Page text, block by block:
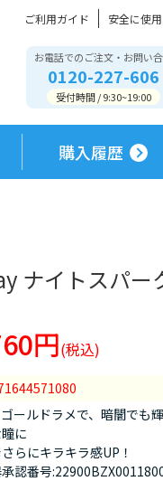
ご利用ガイド 安全に使
お電話でのご注文・お問い
0120-227-606
受付時間 / 9:30~19:00
購入履歴
ナイトスパー
円
ールドラメで、暗闇でも
に
らにキラキラ感UP！
認番号